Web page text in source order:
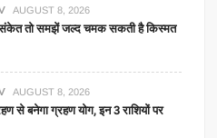
AUGUST 8, 2026
तो समझें जल्द चमक सकती है किस्मत
AUGUST 8, 2026
से बनेगा ग्रहण योग, इन 3 राशियों पर